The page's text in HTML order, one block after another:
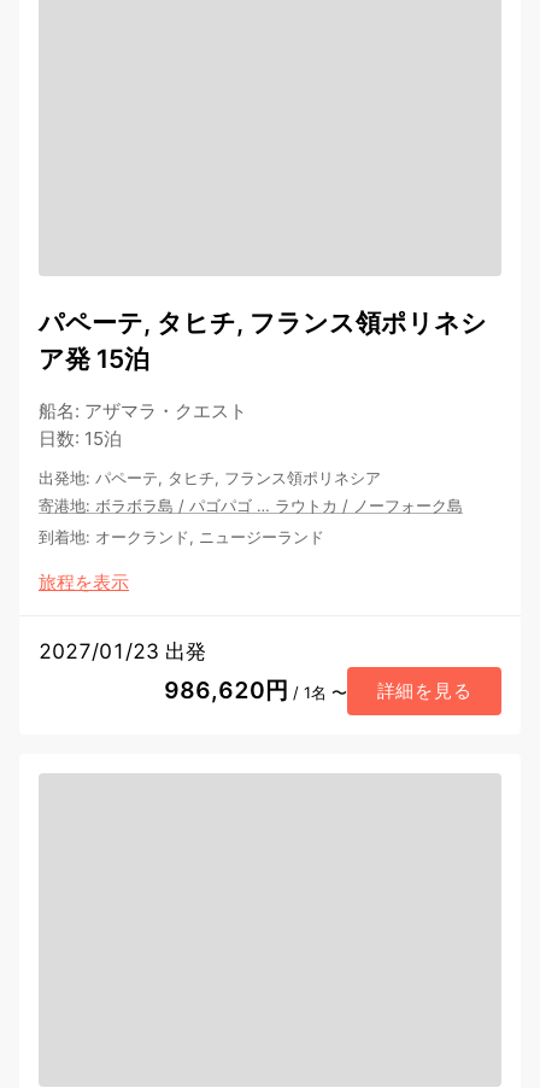
パペーテ, タヒチ, フランス領ポリネシ
ア発 15泊
船名: アザマラ・クエスト
日数: 15泊
出発地: パペーテ, タヒチ, フランス領ポリネシア
寄港地: ボラボラ島 / パゴパゴ … ラウトカ / ノーフォーク島
到着地: オークランド, ニュージーランド
旅程を表示
2027/01/23 出発
986,620円 / 1名 〜 詳細を見る